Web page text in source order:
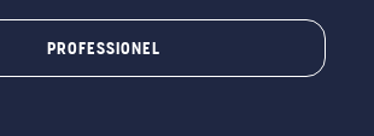
PROFESSIONEL